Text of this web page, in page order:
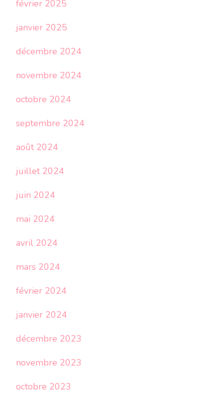
février 2025
janvier 2025
décembre 2024
novembre 2024
octobre 2024
septembre 2024
août 2024
juillet 2024
juin 2024
mai 2024
avril 2024
mars 2024
février 2024
janvier 2024
décembre 2023
novembre 2023
octobre 2023